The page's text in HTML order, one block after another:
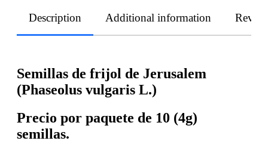
Description Additional information
Semillas de frijol de Jerusalem
(Phaseolus vulgaris L.)
Precio por paquete de 10 (4g)
semillas.